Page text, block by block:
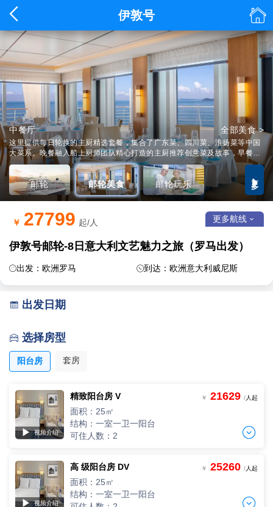
 伊敦号 
维京海轮·伊敦号 详情 >
中餐厅 全部美食 >
这里提供每日轮换的主厨精选套餐，集合了广东菜、四川菜、淮扬菜等中国
大菜系。晚餐融入船上厨师团队精心打造的主厨推荐创意菜及故事，早餐更
有充满古早味的“推车仔”为您提供地道的广式点心。
大师厨房：烹饪课堂 全部玩乐 >
邮轮 邮轮美食 邮轮玩乐 
￥ 27799 起/人 更多航线
伊敦号邮轮-8日意大利文艺魅力之旅（罗马出发）
出发：欧洲罗马 到达：欧洲意大利威尼斯
 出发日期
 选择房型
阳台房 套房
▶ 视频介绍
精致阳台房 V
面积：25㎡
结构：一室一卫一阳台
可住人数：2
￥ 21629 /人起

V1
D3船头，22间，2人起订
▶ 视频介绍
高 级阳台房 DV
面积：25㎡
结构：一室一卫一阳台
￥ 25260 /人起
